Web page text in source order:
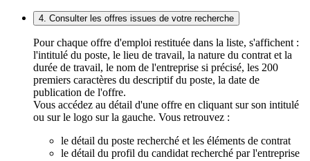
4. Consulter les offres issues de votre recherche
Pour chaque offre d'emploi restituée dans la liste, s'affichent :
l'intitulé du poste, le lieu de travail, la nature du contrat et la
durée de travail, le nom de l'entreprise si précisé, les 200
premiers caractères du descriptif du poste, la date de
publication de l'offre.
Vous accédez au détail d'une offre en cliquant sur son intitulé
ou sur le logo sur la gauche. Vous retrouvez :
le détail du poste recherché et les éléments de contrat
le détail du profil du candidat recherché par l'entreprise